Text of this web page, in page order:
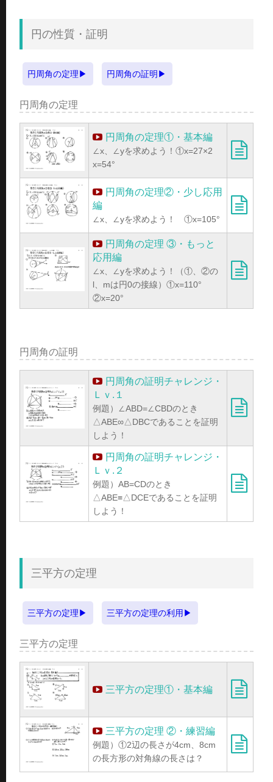
円の性質・証明
円周角の定理 円周角の証明
円周角の定理
円周角の定理①・基本編
∠x、∠yを求めよう！①x=27×2
x=54°
円周角の定理②・少し応用
編
∠x、∠yを求めよう！ ①x=105°
円周角の定理 ③・もっと
応用編
∠x、∠yを求めよう！（①、②の
l、mは円0の接線）①x=110°
②x=20°
円周角の証明
円周角の証明チャレンジ・
Ｌｖ.１
例題）∠ABD=∠CBDのとき
△ABE∞△DBCであることを証明
しよう！
円周角の証明チャレンジ・
Ｌｖ.２
例題）AB=CDのとき
△ABE≡△DCEであることを証明
しよう！
三平方の定理
三平方の定理 三平方の定理の利用
三平方の定理
三平方の定理①・基本編
三平方の定理 ②・練習編
例題）①2辺の長さが4cm、8cm
の長方形の対角線の長さは？